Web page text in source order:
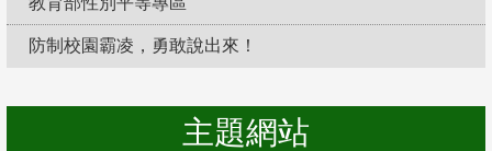
防制校園霸凌，勇敢說出來！
主題網站